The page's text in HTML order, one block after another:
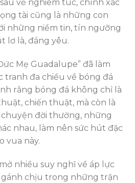
vẻ nghiêm túc, chính xác
tài cũng là những con
những niềm tin, tín ngưỡng
lơ là, đáng yêu.
Mẹ Guadalupe” đã làm
đa chiều về bóng đá
rằng bóng đá không chỉ là
chiến thuật, mà còn là
đời thường, những
nhau, làm nên sức hút đặc
vua này.
nhiều suy nghĩ về áp lực
gánh chịu trong những trận